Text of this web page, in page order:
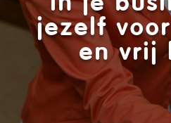
jezelf
en vrij